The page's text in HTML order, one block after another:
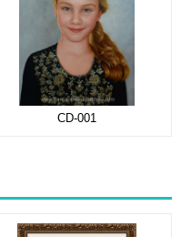
CD-001